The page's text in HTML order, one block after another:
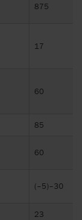
875
17
60
85
60
(–5)–30
23